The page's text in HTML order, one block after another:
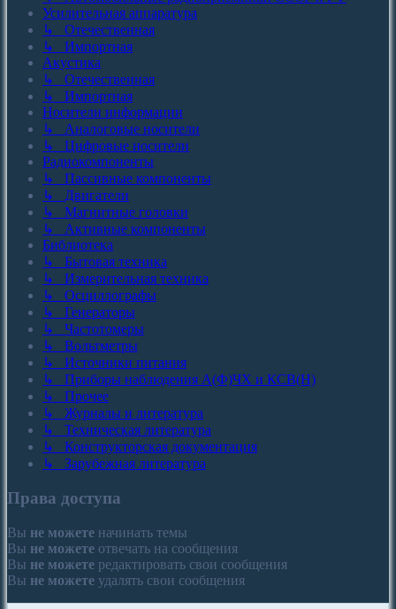
Усилительная аппаратура
↳ Отечественная
↳ Импортная
Акустика
↳ Отечественная
↳ Импортная
Носители информации
↳ Аналоговые носители
↳ Цифровые носители
Радиокомпоненты
↳ Пассивные компоненты
↳ Двигатели
↳ Магнитные головки
↳ Активные компоненты
Библиотека
↳ Бытовая техника
↳ Измерительная техника
↳ Осциллографы
↳ Генераторы
↳ Частотомеры
↳ Вольтметры
↳ Источники питания
↳ Приборы наблюдения А(Ф)ЧХ и КСВ(Н)
↳ Прочее
↳ Журналы и литература
↳ Техническая литература
↳ Конструкторская документация
↳ Зарубежная литература
Права доступа
Вы не можете начинать темы
Вы не можете отвечать на сообщения
Вы не можете редактировать свои сообщения
Вы не можете удалять свои сообщения